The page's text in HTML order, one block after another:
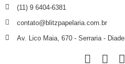
(11) 9 6404-6381
contato@blitzpapelaria.com.br
Av. Lico Maia, 670 - Serraria -